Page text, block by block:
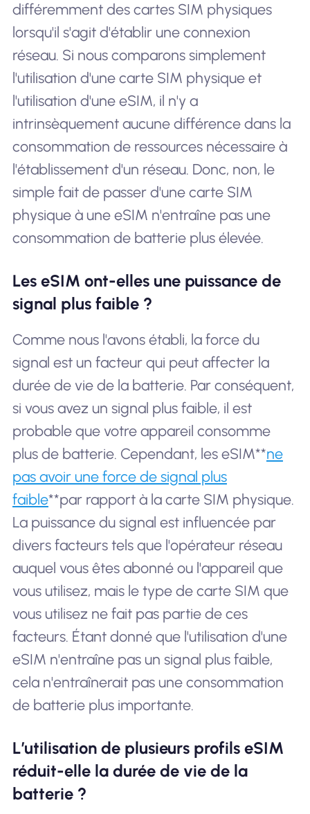
différemment des cartes SIM physiques
lorsqu'il s'agit d'établir une connexion
réseau. Si nous comparons simplement
l'utilisation d'une carte SIM physique et
l'utilisation d'une eSIM, il n'y a
intrinsèquement aucune différence dans la
consommation de ressources nécessaire à
l'établissement d'un réseau. Donc, non, le
simple fait de passer d'une carte SIM
physique à une eSIM n'entraîne pas une
consommation de batterie plus élevée.
Les eSIM ont-elles une puissance de
signal plus faible ?
Comme nous l'avons établi, la force du
signal est un facteur qui peut affecter la
durée de vie de la batterie. Par conséquent,
si vous avez un signal plus faible, il est
probable que votre appareil consomme
plus de batterie. Cependant, les eSIM**ne
pas avoir une force de signal plus
faible**par rapport à la carte SIM physique.
La puissance du signal est influencée par
divers facteurs tels que l'opérateur réseau
auquel vous êtes abonné ou l'appareil que
vous utilisez, mais le type de carte SIM que
vous utilisez ne fait pas partie de ces
facteurs. Étant donné que l'utilisation d'une
eSIM n'entraîne pas un signal plus faible,
cela n'entraînerait pas une consommation
de batterie plus importante.
L’utilisation de plusieurs profils eSIM
réduit-elle la durée de vie de la
batterie ?